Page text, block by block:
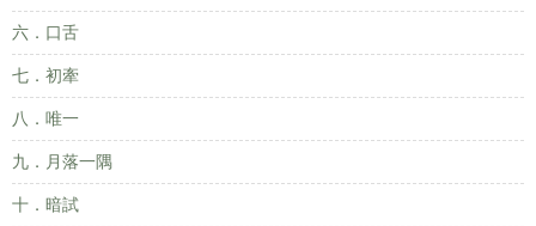
六．口舌
七．初牽
八．唯一
九．月落一隅
十．暗試